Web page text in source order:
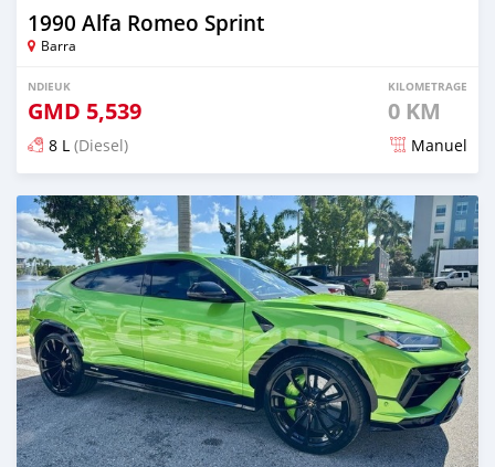
1990 Alfa Romeo Sprint
Barra
NDIEUK
GMD 5,539
KILOMETRAGE
0 KM
8 L (Diesel) Manuel
Dougal na niou ko depuis 28 days